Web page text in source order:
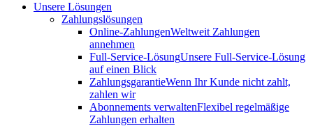
Unsere Lösungen
Zahlungslösungen
Online-ZahlungenWeltweit Zahlungen
annehmen
Full-Service-LösungUnsere Full-Service-Lösung
auf einen Blick
ZahlungsgarantieWenn Ihr Kunde nicht zahlt,
zahlen wir
Abonnements verwaltenFlexibel regelmäßige
Zahlungen erhalten